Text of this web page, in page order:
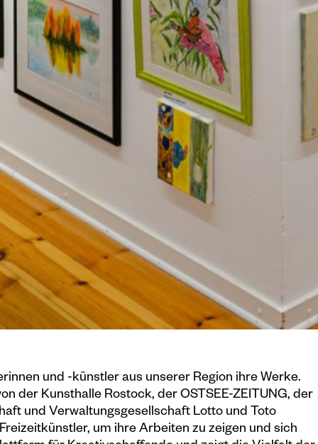
und -künstler aus unserer Region ihre Werke.
der Kunsthalle Rostock, der OSTSEE-ZEITUNG, der
und Verwaltungsgesellschaft Lotto und Toto
um ihre Arbeiten zu zeigen und sich